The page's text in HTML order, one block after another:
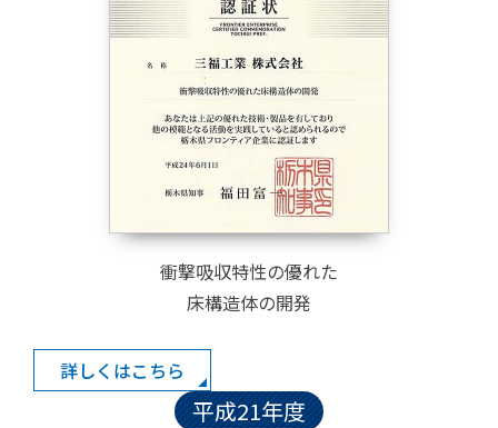
衝撃吸収特性の優れた
床構造体の開発
詳しくはこちら
平成21年度